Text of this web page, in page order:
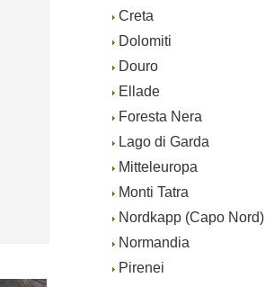
Creta
Dolomiti
Douro
Ellade
Foresta Nera
Lago di Garda
Mitteleuropa
Monti Tatra
Nordkapp (Capo Nord)
Normandia
Pirenei